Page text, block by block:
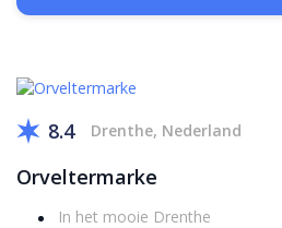
8.4 Drenthe, Nederland
Orveltermarke
In het mooie Drenthe